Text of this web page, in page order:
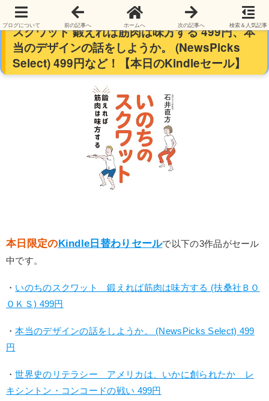
【再掲】【最大68％オフ】【499円】いのちの
スクワット 鍛えれば筋肉は味方する 499円、本
当のデザインの話をしようか。 (NewsPicks
Select) 499円など！【本日のKindleセール】
本日限定のKindle日替わりセールで以下の3作品がセール
中です。
・ いのちのスクワット 鍛えれば筋肉は味方する (扶桑社ＢＯ
ＯＫＳ) 499円
・本当のデザインの話をしようか。 (NewsPicks Select) 499
円
・世界史のリテラシー アメリカは、いかに創られたか レ
キシントン・コンコードの戦い 499円
ブログについて 前の記事へ ホームへ 次の記事へ 検索＆人気記事